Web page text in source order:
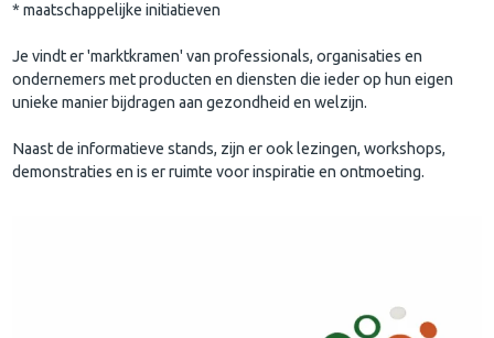
* maatschappelijke initiatieven
Je vindt er 'marktkramen' van professionals, organisaties en
ondernemers met producten en diensten die ieder op hun eigen
unieke manier bijdragen aan gezondheid en welzijn.
Naast de informatieve stands, zijn er ook lezingen, workshops,
demonstraties en is er ruimte voor inspiratie en ontmoeting.